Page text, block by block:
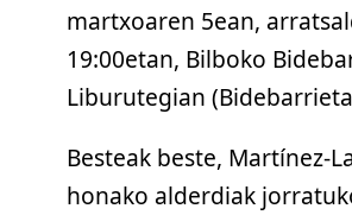
martxoaren 5ean,
19:00etan, Bilboko
Liburutegian
Besteak beste, Martínez-
honako alderdiak